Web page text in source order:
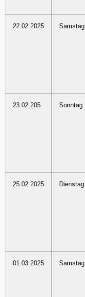
22.02.2025 Samstag
23.02.205 Sonntag
25.02.2025 Dienstag
01.03.2025 Samstag